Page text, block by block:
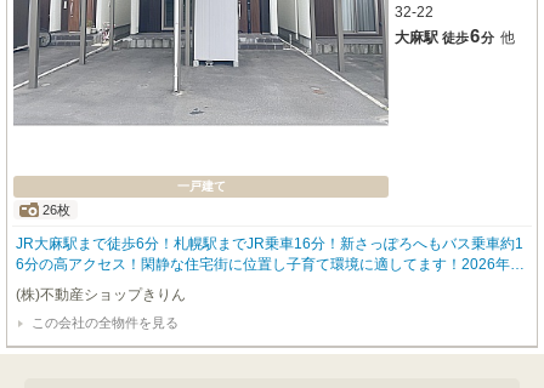
一戸建て
26枚
32-22
大麻駅 徒歩6分 他
JR大麻駅まで徒歩6分！札幌駅までJR乗車16分！新さっぽろへもバス乗車約1
6分の高アクセス！閑静な住宅街に位置し子育て環境に適してます！2026年1
月壁天井クロス全貼替済みです！大容量収納が魅力、可能棚付きのシューズク
ローク付き！スタイリッシュなさらし階段です！脱衣室と洗面台がセパレート
なのでプライベートが守られます！カーポート1台付、物置もあります！道立
図書館まで徒歩3分ですので休日は図書館で読書三昧はいかがでしょうか？
(株)不動産ショップきりん
この会社の全物件を見る